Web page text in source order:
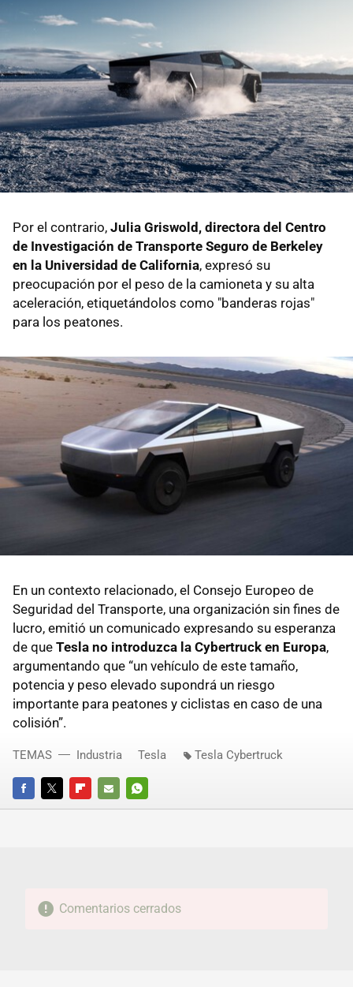
Por el contrario, Julia Griswold, directora del Centro
de Investigación de Transporte Seguro de Berkeley
en la Universidad de California, expresó su
preocupación por el peso de la camioneta y su alta
aceleración, etiquetándolos como "banderas rojas"
para los peatones.
En un contexto relacionado, el Consejo Europeo de
Seguridad del Transporte, una organización sin fines de
lucro, emitió un comunicado expresando su esperanza
de que Tesla no introduzca la Cybertruck en Europa,
argumentando que “un vehículo de este tamaño,
potencia y peso elevado supondrá un riesgo
importante para peatones y ciclistas en caso de una
colisión”.
FACEBOOKTWITTERFLIPBOARD
E-
WHATSAPP
TEMAS Industria Tesla Tesla Cybertruck
Comentarios cerrados